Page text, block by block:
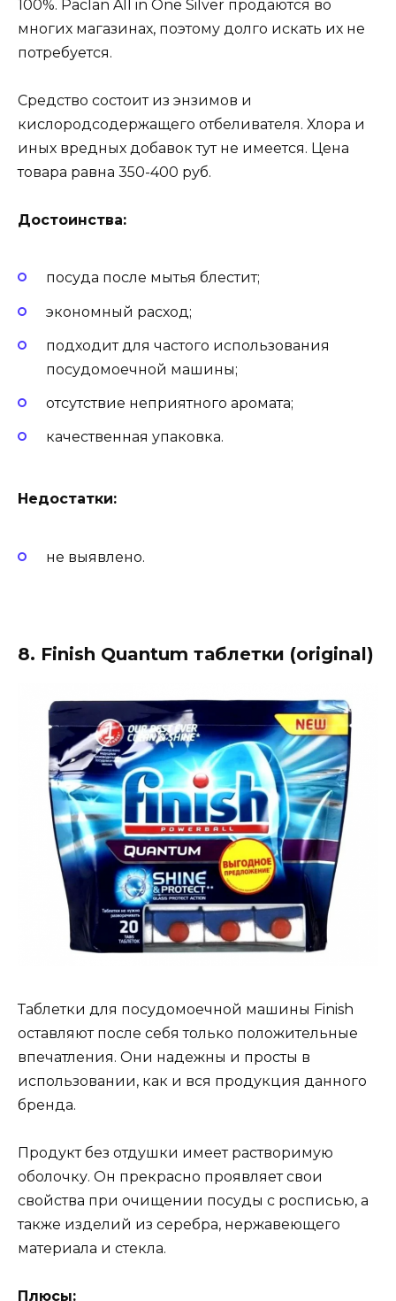
100%. Paclan All in One Silver продаются во
многих магазинах, поэтому долго искать их не
потребуется.
Средство состоит из энзимов и
кислородсодержащего отбеливателя. Хлора и
иных вредных добавок тут не имеется. Цена
товара равна 350-400 руб.
Достоинства:
посуда после мытья блестит;
экономный расход;
подходит для частого использования
посудомоечной машины;
отсутствие неприятного аромата;
качественная упаковка.
Недостатки:
не выявлено.
8. Finish Quantum таблетки (original)
Таблетки для посудомоечной машины Finish
оставляют после себя только положительные
впечатления. Они надежны и просты в
использовании, как и вся продукция данного
бренда.
Продукт без отдушки имеет растворимую
оболочку. Он прекрасно проявляет свои
свойства при очищении посуды с росписью, а
также изделий из серебра, нержавеющего
материала и стекла.
Плюсы: